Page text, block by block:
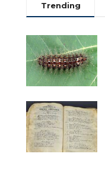
Trending